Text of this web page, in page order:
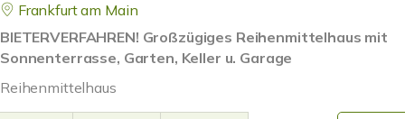
Frankfurt am Main
BIETERVERFAHREN! Großzügiges Reihenmittelhaus mit
Sonnenterrasse, Garten, Keller u. Garage
Reihenmittelhaus